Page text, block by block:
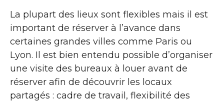
La plupart des lieux sont flexibles mais il est
important de réserver à l’avance dans
certaines grandes villes comme Paris ou
Lyon. Il est bien entendu possible d’organiser
une visite des bureaux à louer avant de
réserver afin de découvrir les locaux
partagés : cadre de travail, flexibilité des